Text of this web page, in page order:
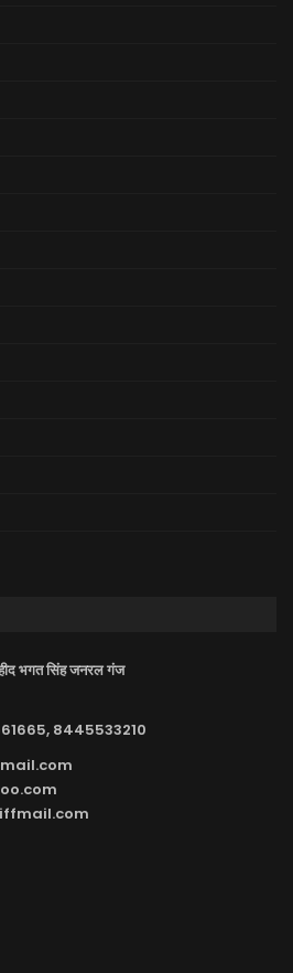
भगत सिंह जनरल गंज
8445533210